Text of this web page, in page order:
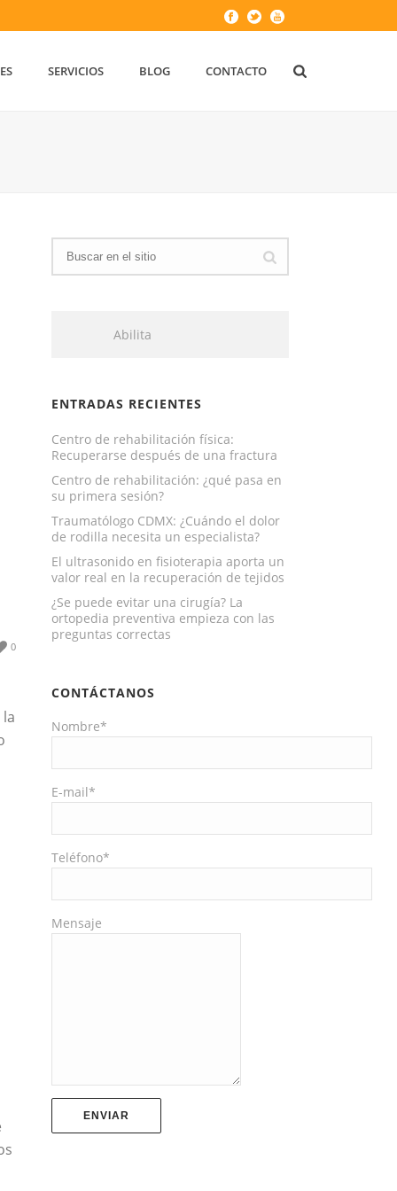
SERVICIOS BLOG CONTACTO
0
Abilita
ENTRADAS RECIENTES
Centro de rehabilitación física:
Recuperarse después de una fractura
Centro de rehabilitación: ¿qué pasa en
su primera sesión?
Traumatólogo CDMX: ¿Cuándo el dolor
de rodilla necesita un especialista?
El ultrasonido en fisioterapia aporta un
valor real en la recuperación de tejidos
¿Se puede evitar una cirugía? La
ortopedia preventiva empieza con las
preguntas correctas
CONTÁCTANOS
Nombre*
E-mail*
Teléfono*
Mensaje